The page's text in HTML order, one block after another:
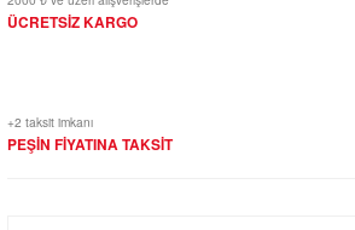
ÜCRETSİZ KARGO
+2 taksit imkanı
PEŞİN FİYATINA TAKSİT